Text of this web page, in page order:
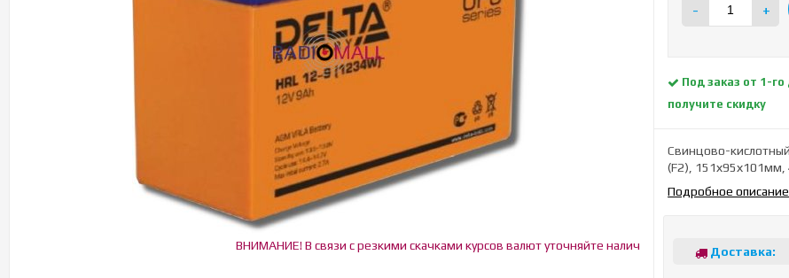
ВНИМАНИЕ! В связи с резкими скачками курсов валют уточняйте наличие и цену!
- +
Под заказ от 1-
получите скидку
Свинцово-
(F2), 151х95х101мм,
Подробное описание
Доставка: